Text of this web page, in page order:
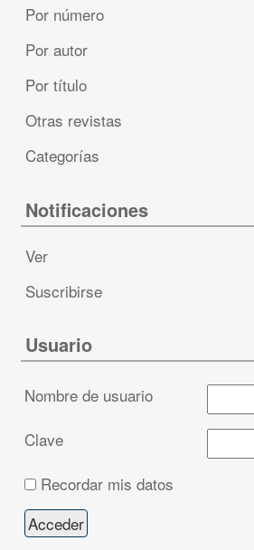
Por número
Por autor
Por título
Otras revistas
Categorías
Notificaciones
Ver
Suscribirse
Usuario
Nombre de usuario
Clave
Recordar mis datos